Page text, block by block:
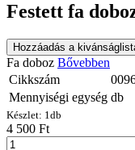
Festett fa
Hozzáadás a
Fa doboz Bővebben
Cikkszám
Mennyiségi egység db
Készlet: 1db
4 500 Ft